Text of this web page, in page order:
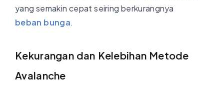
yang semakin cepat seiring berkurangnya
beban bunga.
Kekurangan dan Kelebihan Metode
Avalanche